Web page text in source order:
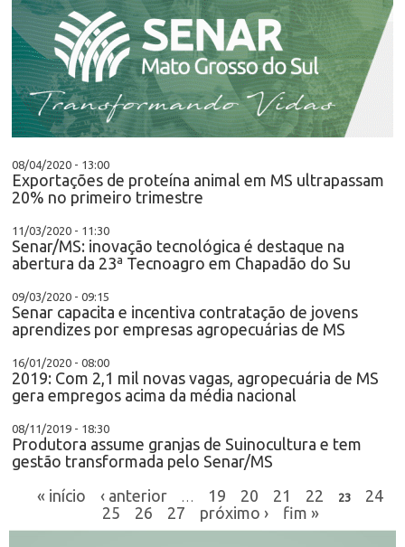
08/04/2020 - 13:00
Exportações de proteína animal em MS ultrapassam
20% no primeiro trimestre
11/03/2020 - 11:30
Senar/MS: inovação tecnológica é destaque na
abertura da 23ª Tecnoagro em Chapadão do Su
09/03/2020 - 09:15
Senar capacita e incentiva contratação de jovens
aprendizes por empresas agropecuárias de MS
16/01/2020 - 08:00
2019: Com 2,1 mil novas vagas, agropecuária de MS
gera empregos acima da média nacional
08/11/2019 - 18:30
Produtora assume granjas de Suinocultura e tem
gestão transformada pelo Senar/MS
« início
‹ anterior 19 20 21 22 23
24
25
26 27 próximo › fim »